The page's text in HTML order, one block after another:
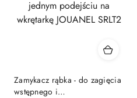
Zamykacz rąbka - do zagięcia
wstępnego i